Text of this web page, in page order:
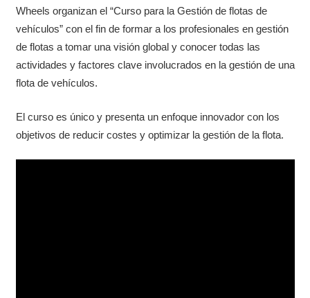
Wheels organizan el “Curso para la Gestión de flotas de
vehículos” con el fin de formar a los profesionales en gestión
de flotas a tomar una visión global y conocer todas las
actividades y factores clave involucrados en la gestión de una
flota de vehículos.
El curso es único y presenta un enfoque innovador con los
objetivos de reducir costes y optimizar la gestión de la flota.